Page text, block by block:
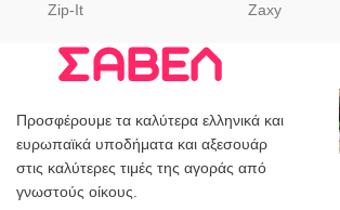
Zip-It Zaxy
Προσφέρουμε τα καλύτερα ελληνικά και
ευρωπαϊκά υποδήματα και αξεσουάρ
στις καλύτερες τιμές της αγοράς από
γνωστούς οίκους.